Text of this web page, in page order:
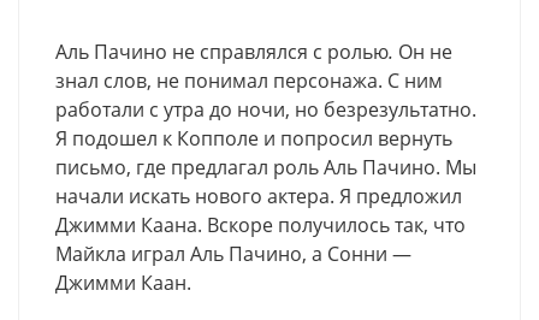
Аль Пачино не справлялся с ролью. Он не
знал слов, не понимал персонажа. С ним
работали с утра до ночи, но безрезультатно.
Я подошел к Копполе и попросил вернуть
письмо, где предлагал роль Аль Пачино. Мы
начали искать нового актера. Я предложил
Джимми Каана. Вскоре получилось так, что
Майкла играл Аль Пачино, а Сонни —
Джимми Каан.